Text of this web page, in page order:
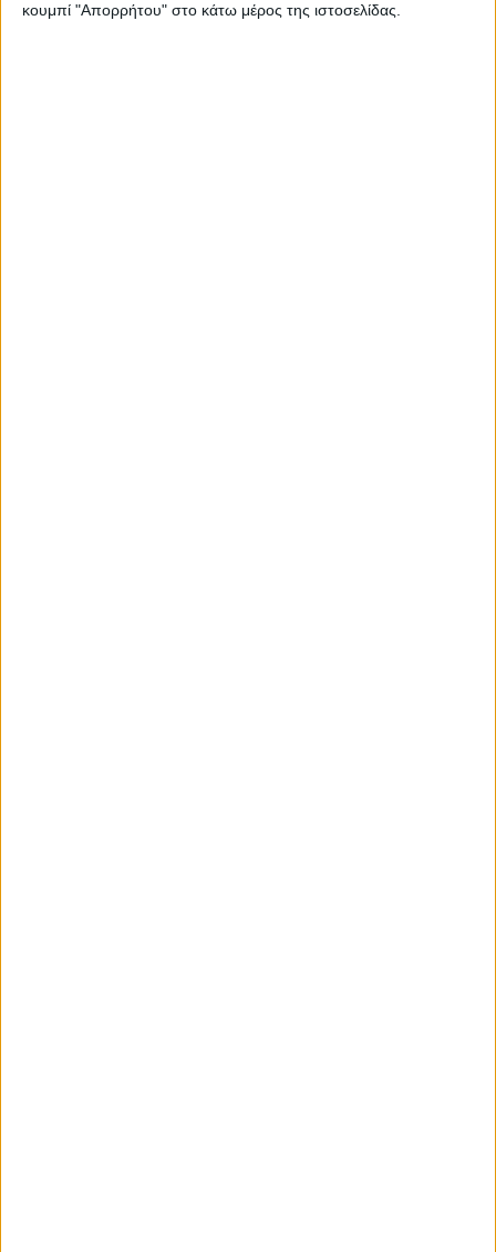
κουμπί "Απορρήτου" στο κάτω μέρος της ιστοσελίδας.
Τελευταίες Ειδήσεις Σήμερα